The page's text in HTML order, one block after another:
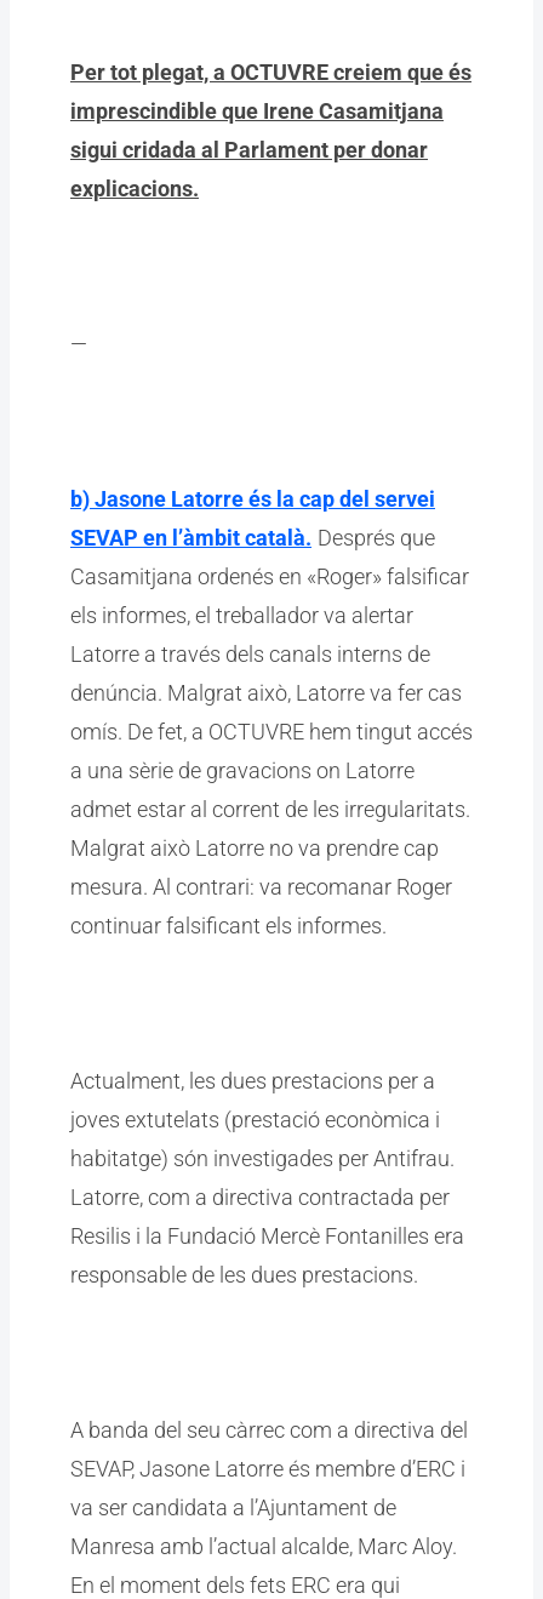
Per tot plegat, a OCTUVRE creiem que és
imprescindible que Irene Casamitjana
sigui cridada al Parlament per donar
explicacions.
—
b) Jasone Latorre és la cap del servei
SEVAP en l’àmbit català. Després que
Casamitjana ordenés en «Roger» falsificar
els informes, el treballador va alertar
Latorre a través dels canals interns de
denúncia. Malgrat això, Latorre va fer cas
omís. De fet, a OCTUVRE hem tingut accés
a una sèrie de gravacions on Latorre
admet estar al corrent de les irregularitats.
Malgrat això Latorre no va prendre cap
mesura. Al contrari: va recomanar Roger
continuar falsificant els informes.
Actualment, les dues prestacions per a
joves extutelats (prestació econòmica i
habitatge) són investigades per Antifrau.
Latorre, com a directiva contractada per
Resilis i la Fundació Mercè Fontanilles era
responsable de les dues prestacions.
A banda del seu càrrec com a directiva del
SEVAP, Jasone Latorre és membre d’ERC i
va ser candidata a l’Ajuntament de
Manresa amb l’actual alcalde, Marc Aloy.
En el moment dels fets ERC era qui